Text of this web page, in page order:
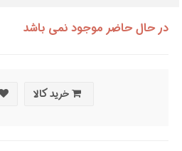
در حال حاضر موجود نمی باشد
خرید کالا